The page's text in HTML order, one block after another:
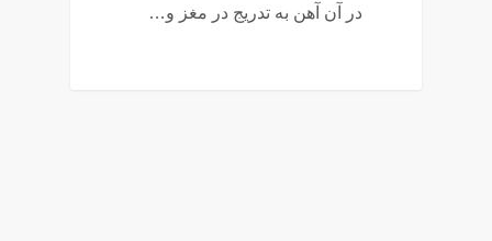
در آن آهن به تدریج در مغز و…